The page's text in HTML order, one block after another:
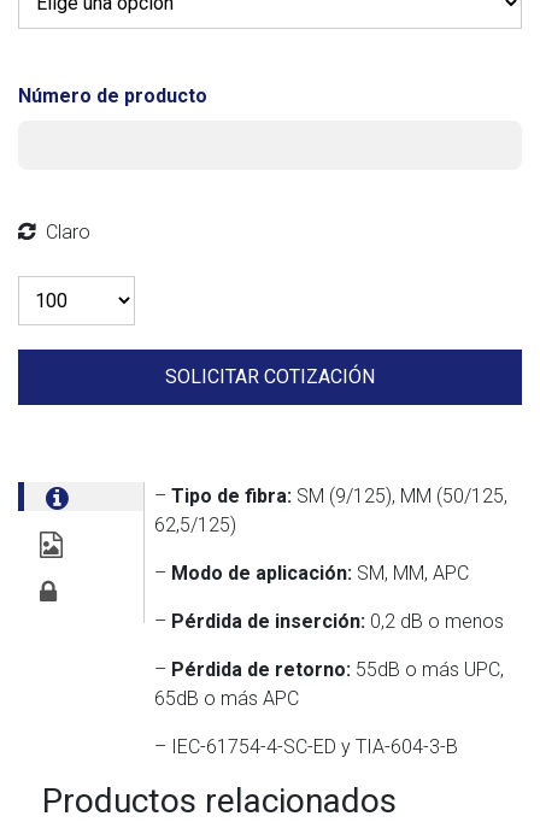
Número de producto
Claro
Cantidad
SOLICITAR COTIZACIÓN
– Tipo de fibra:SM (9/125), MM (50/125,
62,5/125)
– Modo de aplicación:SM, MM, APC
– Pérdida de inserción:0,2 dB o menos
– Pérdida de retorno:55dB o más UPC,
65dB o más APC
– IEC-61754-4-SC-ED y TIA-604-3-B
Productos relacionados